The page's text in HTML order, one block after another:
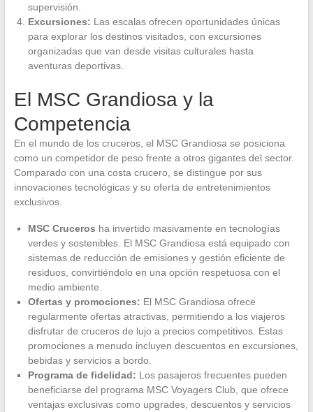
supervisión.
Excursiones: Las escalas ofrecen oportunidades únicas
para explorar los destinos visitados, con excursiones
organizadas que van desde visitas culturales hasta
aventuras deportivas.
El MSC Grandiosa y la
Competencia
En el mundo de los cruceros, el MSC Grandiosa se posiciona
como un competidor de peso frente a otros gigantes del sector.
Comparado con una costa crucero, se distingue por sus
innovaciones tecnológicas y su oferta de entretenimientos
exclusivos.
MSC Cruceros ha invertido masivamente en tecnologías
verdes y sostenibles. El MSC Grandiosa está equipado con
sistemas de reducción de emisiones y gestión eficiente de
residuos, convirtiéndolo en una opción respetuosa con el
medio ambiente.
Ofertas y promociones: El MSC Grandiosa ofrece
regularmente ofertas atractivas, permitiendo a los viajeros
disfrutar de cruceros de lujo a precios competitivos. Estas
promociones a menudo incluyen descuentos en excursiones,
bebidas y servicios a bordo.
Programa de fidelidad: Los pasajeros frecuentes pueden
beneficiarse del programa MSC Voyagers Club, que ofrece
ventajas exclusivas como upgrades, descuentos y servicios